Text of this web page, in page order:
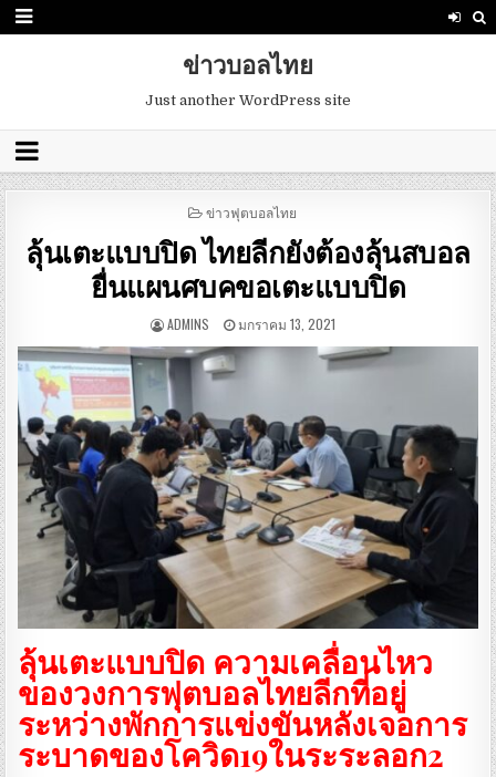
ข่าวบอลไทย
Just another WordPress site
POSTED
ข่าวฟุตบอลไทย
ลุ้นเตะแบบปิด ไทยลีกยังต้องลุ้นสบอล
ยื่นแผนศบคขอเตะแบบปิด
ADMINS มกราคม 13, 2021
ลุ้นเตะแบบปิด ความเคลื่อนไหว
ของวงการฟุตบอลไทยลีกที่อยู่
ระหว่างพักการแข่งขันหลังเจอการ
ระบาดของโควิด19ในระระลอก2